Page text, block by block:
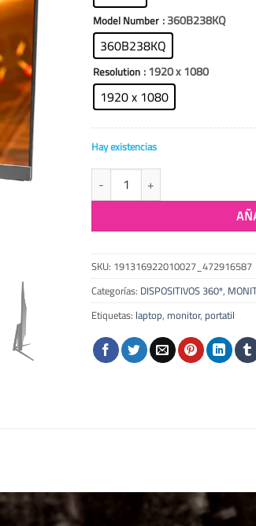
Model Number : 360B238KQ
360B238KQ
Resolution : 1920 x 1080
1920 x 1080
Hay existencias
Pantalla 360º IPS PC de
SKU: 191316922010027_472916587
Categorías: DISPOSITIVOS 360º,
Etiquetas: laptop, monitor, portatil